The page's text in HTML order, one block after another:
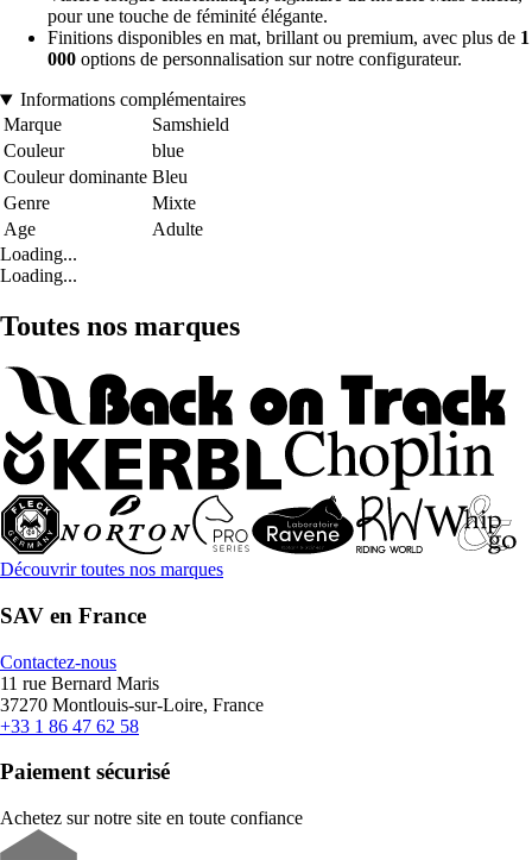
pour une touche de féminité élégante.
Finitions disponibles en mat, brillant ou premium, avec plus de 1
000 options de personnalisation sur notre configurateur.
Informations complémentaires
Marque
Samshield
Couleur
blue
Couleur dominante Bleu
Genre
Mixte
Age
Adulte
Loading...
Loading...
Toutes nos marques
Découvrir toutes nos marques
SAV en France
Contactez-nous
11 rue Bernard Maris
37270 Montlouis-sur-Loire, France
+33 1 86 47 62 58
Paiement sécurisé
Achetez sur notre site en toute confiance